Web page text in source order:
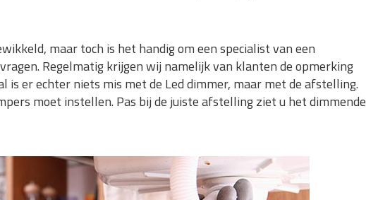
maar toch is het handig om een specialist van een
Regelmatig krijgen wij namelijk van klanten de opmerking
er echter niets mis met de Led dimmer, maar met de afstelling.
moet instellen. Pas bij de juiste afstelling ziet u het dimmende